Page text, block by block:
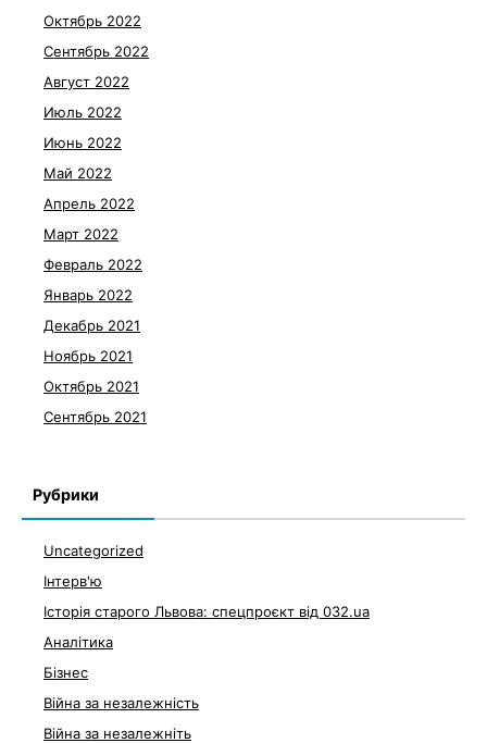
Октябрь 2022
Сентябрь 2022
Август 2022
Июль 2022
Июнь 2022
Май 2022
Апрель 2022
Март 2022
Февраль 2022
Январь 2022
Декабрь 2021
Ноябрь 2021
Октябрь 2021
Сентябрь 2021
Рубрики
Uncategorized
Інтерв'ю
Історія старого Львова: спецпроєкт від 032.ua
Аналітика
Бізнес
Війна за незалежність
Війна за незалежніть